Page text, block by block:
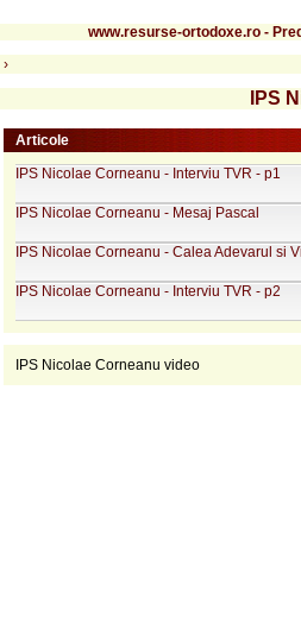
www.resurse-ortodoxe.ro -
›
IPS
Articole
IPS Nicolae Corneanu - Interviu TVR - p1
IPS Nicolae Corneanu - Mesaj Pascal
IPS Nicolae Corneanu - Calea Adevarul si
IPS Nicolae Corneanu - Interviu TVR - p2
IPS Nicolae Corneanu video